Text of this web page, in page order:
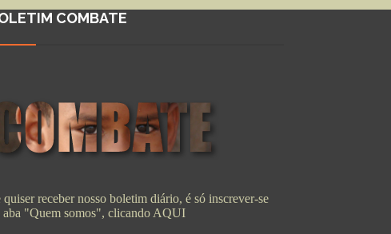
COMBATE
quiser receber nosso boletim diário, é só inscrever-se
aba "Quem somos", clicando AQUI